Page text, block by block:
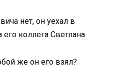
нет, он уехал в
коллега Светлана.
же он его взял?